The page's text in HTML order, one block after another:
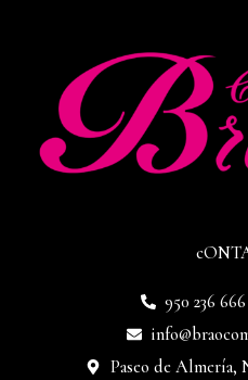
950 236
Paseo de Almería,